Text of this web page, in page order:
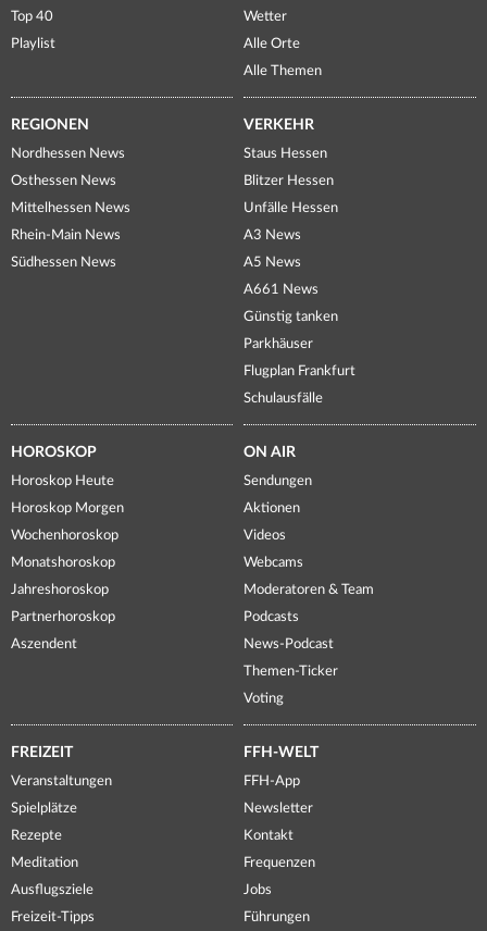
Top 40
Playlist
Wetter
Alle Orte
Alle Themen
REGIONEN
Nordhessen News
Osthessen News
Mittelhessen News
Rhein-Main News
Südhessen News
VERKEHR
Staus Hessen
Blitzer Hessen
Unfälle Hessen
A3 News
A5 News
A661 News
Günstig tanken
Parkhäuser
Flugplan Frankfurt
Schulausfälle
HOROSKOP
Horoskop Heute
Horoskop Morgen
Wochenhoroskop
Monatshoroskop
Jahreshoroskop
Partnerhoroskop
Aszendent
ON AIR
Sendungen
Aktionen
Videos
Webcams
Moderatoren & Team
Podcasts
News-Podcast
Themen-Ticker
Voting
FREIZEIT
Veranstaltungen
Spielplätze
Rezepte
Meditation
Ausflugsziele
Freizeit-Tipps
FFH-WELT
FFH-App
Newsletter
Kontakt
Frequenzen
Jobs
Führungen